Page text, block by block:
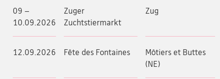
09 –
10.09.2026
Zuger
Zuchtstiermarkt
Zug
12.09.2026 Fête des Fontaines
Môtiers et Buttes
(NE)